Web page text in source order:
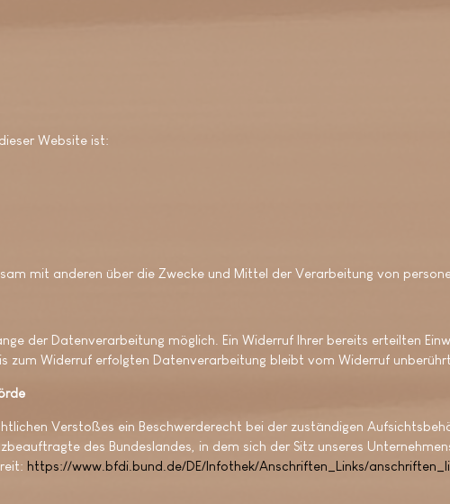
Website ist:
mit anderen über die Zwecke und Mittel der Verarbeitung von
der Datenverarbeitung möglich. Ein Widerruf Ihrer bereits erteilten
zum Widerruf erfolgten Datenverarbeitung bleibt vom Widerruf unberührt.
Verstoßes ein Beschwerderecht bei der zuständigen
des Bundeslandes, in dem sich der Sitz unseres
https://www.bfdi.bund.de/DE/Infothek/Anschriften_Links/